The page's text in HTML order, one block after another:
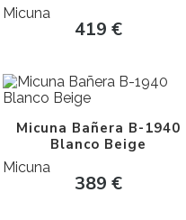
Micuna
419 €
Micuna Bañera B-1940
Blanco Beige
Micuna
389 €